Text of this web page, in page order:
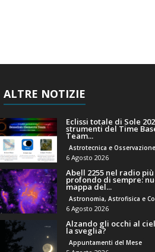
ALTRE NOTIZIE
Eclissi totale di Sole
strumenti del Time
Team...
Astrotecnica e Osservazione
6 Agosto 2026
Abell 2255 nel radio più
profondo di sempre:
mappa del...
Astronomia, Astrofisica e
6 Agosto 2026
Alzando gli occhi al
la sveglia?
Appuntamenti del Mese